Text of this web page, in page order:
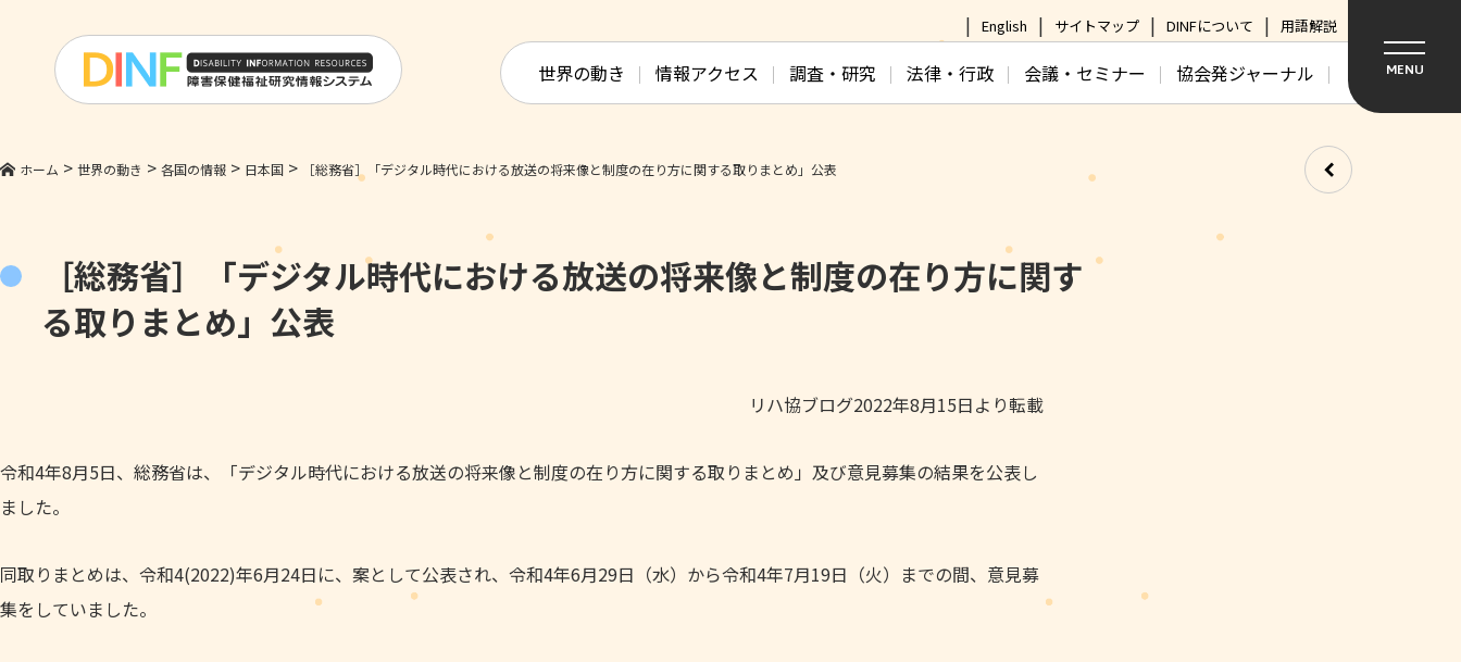
English サイトマップ DINFについて 用語解説
世界の動き 情報アクセス 調査・研究 法律・行政 会議・セミナー 協会発ジャーナル MENU
ホーム > 世界の動き > 各国の情報 > 日本国 > ［総務省］「デジタル時代における放送の将来像と制度の在り方に関する取りまとめ」公表
［総務省］「デジタル時代における放送の将来像と制度の在り方に関す
る取りまとめ」公表
リハ協ブログ2022年8月15日より転載
令和4年8月5日、総務省は、「デジタル時代における放送の将来像と制度の在り方に関する取りまとめ」及び意見募集の結果を公表し
ました。
同取りまとめは、令和4(2022)年6月24日に、案として公表され、令和4年6月29日（水）から令和4年7月19日（火）までの間、意見募
集をしていました。